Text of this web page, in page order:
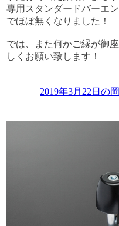
専用スタンダードバーエ
でほぼ無くなりました！
では、また何かご縁が御
しくお願い致します！
2019年3月22日の